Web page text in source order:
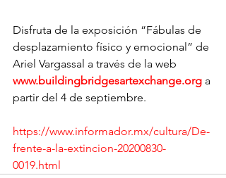
Disfruta de la exposición “Fábulas de
desplazamiento físico y emocional” de
Ariel Vargassal a través de la web
www.buildingbridgesartexchange.org a
partir del 4 de septiembre.
https://www.informador.mx/cultura/De-
frente-a-la-extincion-20200830-
0019.html